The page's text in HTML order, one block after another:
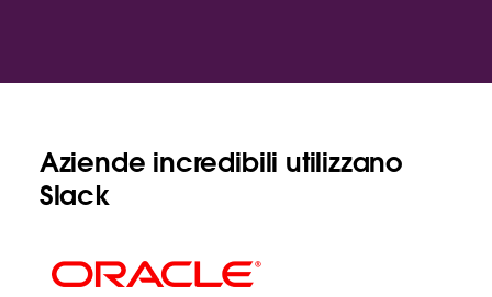
Aziende incredibili utilizzano
Slack